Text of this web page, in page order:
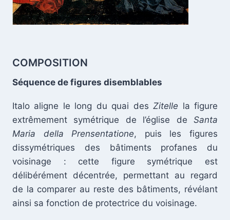
COMPOSITION
Séquence de figures disemblables
Italo aligne le long du quai desZitelle la figure
extrêmement symétrique de l’église de Santa
Maria della Prensentatione, puis les figures
dissymétriques des bâtiments profanes du
voisinage : cette figure symétrique est
délibérément décentrée, permettant au regard
de la comparer au reste des bâtiments, révélant
ainsi sa fonction de protectrice du voisinage.
.